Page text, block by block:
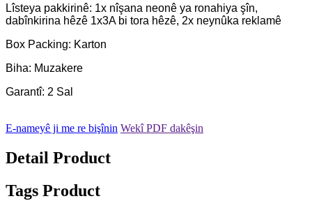
Lîsteya pakkirinê: 1x nîşana neonê ya ronahiya şîn,
dabînkirina hêzê 1x3A bi tora hêzê, 2x neynûka reklamê
Box Packing: Karton
Biha: Muzakere
Garantî: 2 Sal
E-nameyê ji me re bişînin Wekî PDF dakêşin
Detail Product
Tags Product